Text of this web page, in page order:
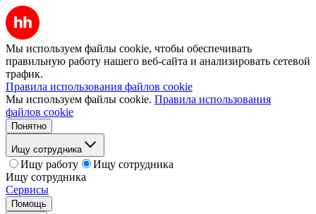
Мы используем файлы cookie, чтобы обеспечивать
правильную работу нашего веб-сайта и анализировать сетевой
трафик.
Правила использования файлов cookie
Мы используем файлы cookie. Правила использования
файлов cookie
Понятно
Ищу сотрудника
Ищу работу
Ищу сотрудника
Ищу сотрудника
Сервисы
Помощь